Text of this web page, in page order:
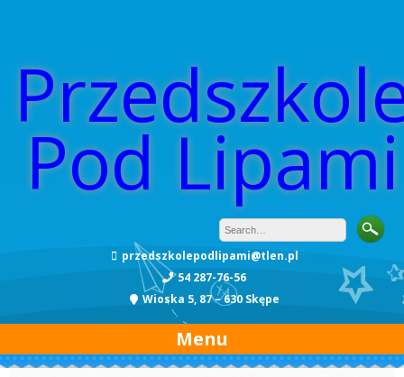
Pod Lipami
przedszkolepodlipami@tlen.pl
54 287-76-56
Wioska 5, 87 – 630 Skępe
Menu